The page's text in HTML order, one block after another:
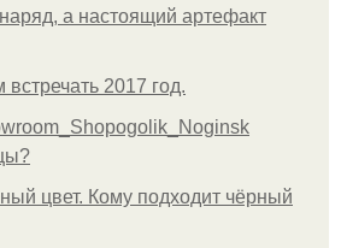
а настоящий артефакт
2017 год.
цвет. Кому подходит чёрный